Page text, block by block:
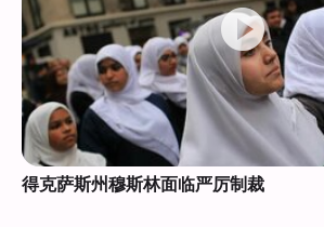
得克萨斯州穆斯林面临严厉制裁